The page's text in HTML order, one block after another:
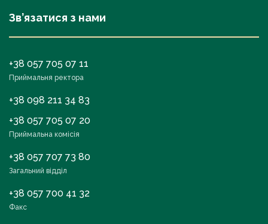
Зв’язатися з нами
+38 057 705 07 11
Приймальня ректора
+38 098 211 34 83
+38 057 705 07 20
Приймальна комісія
+38 057 707 73 80
Загальний відділ
+38 057 700 41 32
Факс